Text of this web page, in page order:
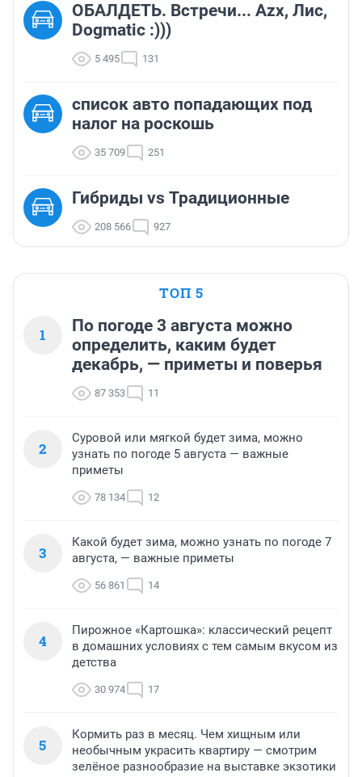
ОБАЛДЕТЬ. Встречи... Azx, Лис,
Dogmatic :)))
5 495 131
список авто попадающих под
налог на роскошь
35 709 251
Гибриды vs Традиционные
208 566 927
ТОП 5
1
По погоде 3 августа можно
определить, каким будет
декабрь, — приметы и поверья
87 353 11
2
Суровой или мягкой будет зима, можно
узнать по погоде 5 августа — важные
приметы
78 134 12
3
Какой будет зима, можно узнать по погоде 7
августа, — важные приметы
56 861 14
4
Пирожное «Картошка»: классический рецепт
в домашних условиях с тем самым вкусом из
детства
30 974 17
5
Кормить раз в месяц. Чем хищным или
необычным украсить квартиру — смотрим
зелёное разнообразие на выставке экзотики